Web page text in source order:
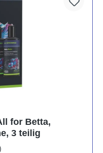
for Betta,
3 teilig